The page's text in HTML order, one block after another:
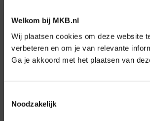
Welkom bij MKB.nl
Wij plaatsen cookies om deze website
verbeteren en om je van relevante
Ga je akkoord met het plaatsen van
Noodzakelijk
Direct naar
Over ons
Bezuidenhoutseweg 12